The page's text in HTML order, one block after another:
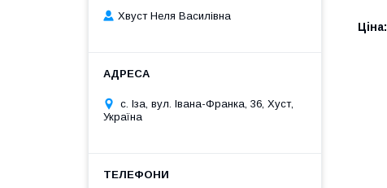
Ціна:
Хвуст Неля Василівна
с. Іза, вул. Івана-Франка, 36, Хуст,
Україна